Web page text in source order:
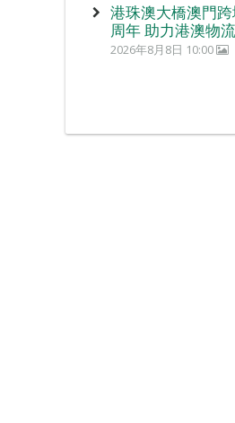
港珠澳大橋澳門
周年 助力港澳物
2026年8月8日 10:00